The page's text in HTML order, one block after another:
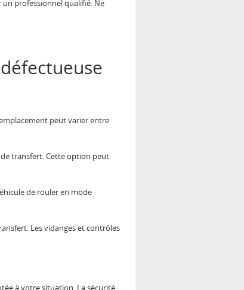
professionnel qualifié. Ne
peut varier entre
transfert. Cette option peut
de rouler en mode
Les vidanges et contrôles
à votre situation. La sécurité